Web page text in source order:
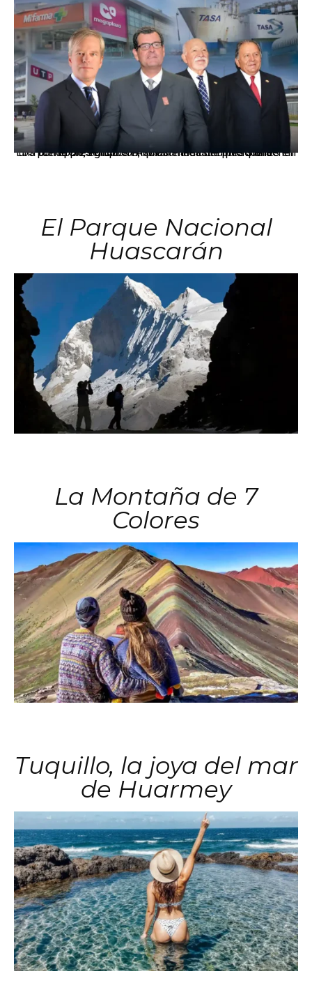
Los principales grupos empresariales del país mantienen una fuerte presencia en Áncash mediante inversiones en comercio, educación, salud e industria pesquera.
El Parque Nacional
Huascarán
La Montaña de 7
Colores
Tuquillo, la joya del mar
de Huarmey